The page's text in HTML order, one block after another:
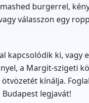
burgerrel,
válasszon egy
kapcsolódik ki, vagy
a Margit-szigeti
kínálja.
legjavát!